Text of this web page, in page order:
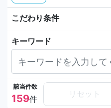
こだわり条件
キーワード
該当件数
159件
リセット